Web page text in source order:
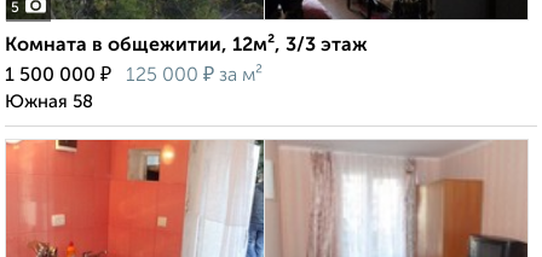
5
Комната в общежитии, 12м², 3/3 этаж
1 500 000 ₽ 125 000 ₽ за м²
Южная 58